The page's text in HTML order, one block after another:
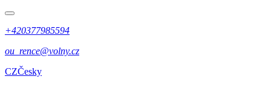
+420377985594
ou_rence@volny.cz
CZČesky